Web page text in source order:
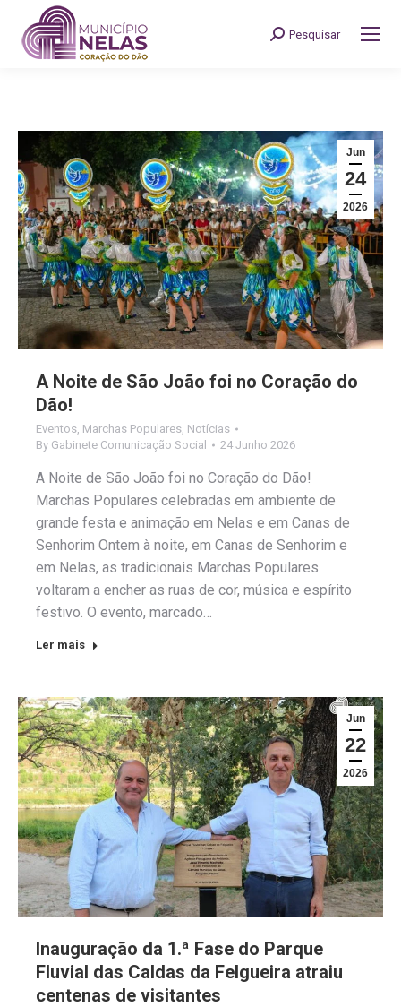
Search:
Pesquisar
Jun
24
2026
A Noite de São João foi no Coração do
Dão!
Eventos, Marchas Populares, Notícias
By Gabinete Comunicação Social 24 Junho 2026
A Noite de São João foi no Coração do Dão!
Marchas Populares celebradas em ambiente de
grande festa e animação em Nelas e em Canas de
Senhorim Ontem à noite, em Canas de Senhorim e
em Nelas, as tradicionais Marchas Populares
voltaram a encher as ruas de cor, música e espírito
festivo. O evento, marcado…
Ler mais
Jun
22
2026
Inauguração da 1.ª Fase do Parque
Fluvial das Caldas da Felgueira atraiu
centenas de visitantes